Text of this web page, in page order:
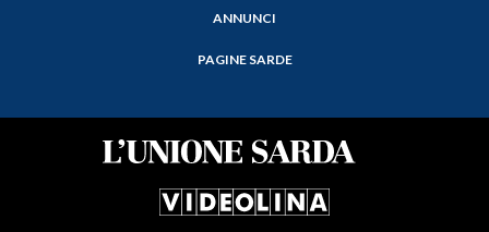
ANNUNCI
PAGINE SARDE